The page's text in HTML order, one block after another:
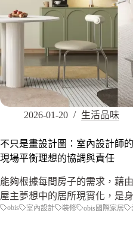
2026-01-20 生活品味
不只是畫設計圖：室內設計師
現場平衡理想的協調與責任
能夠根據每間房子的需求，藉
屋主夢想中的居所現實化，是
obis 室內設計 裝修 obis國際家居